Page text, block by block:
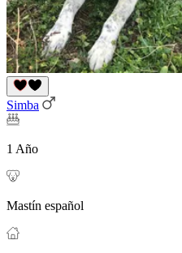
Simba
1 Año
Mastín español